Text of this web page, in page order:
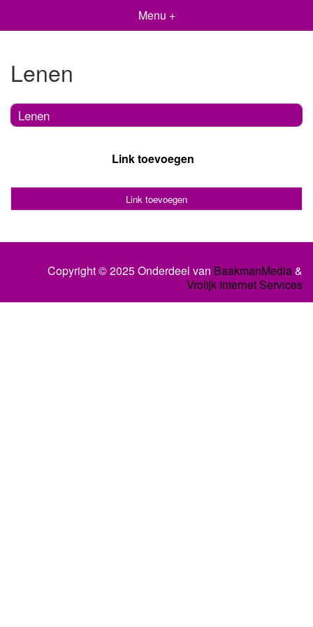
Menu +
Lenen
Lenen
Link toevoegen
Link toevoegen
Copyright © 2025 Onderdeel van BaakmanMedia&
Vrolijk Internet Services